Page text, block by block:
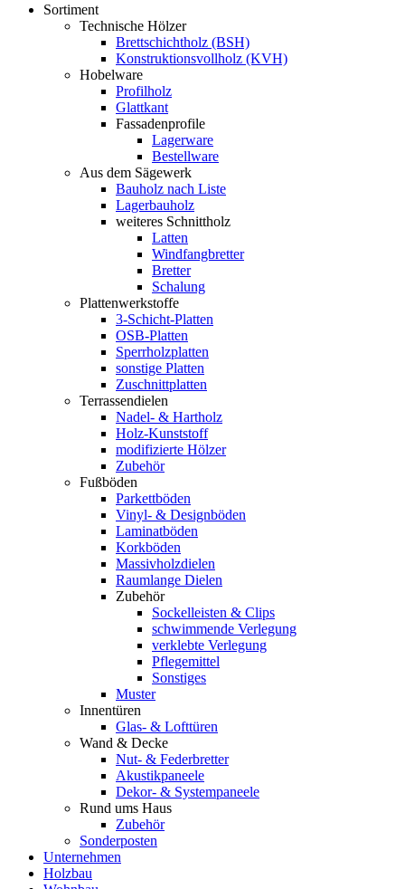
Sortiment
Technische Hölzer
Brettschichtholz (BSH)
Konstruktionsvollholz (KVH)
Hobelware
Profilholz
Glattkant
Fassadenprofile
Lagerware
Bestellware
Aus dem Sägewerk
Bauholz nach Liste
Lagerbauholz
weiteres Schnittholz
Latten
Windfangbretter
Bretter
Schalung
Plattenwerkstoffe
3-Schicht-Platten
OSB-Platten
Sperrholzplatten
sonstige Platten
Zuschnittplatten
Terrassendielen
Nadel- & Hartholz
Holz-Kunststoff
modifizierte Hölzer
Zubehör
Fußböden
Parkettböden
Vinyl- & Designböden
Laminatböden
Korkböden
Massivholzdielen
Raumlange Dielen
Zubehör
Sockelleisten & Clips
schwimmende Verlegung
verklebte Verlegung
Pflegemittel
Sonstiges
Muster
Innentüren
Glas- & Lofttüren
Wand & Decke
Nut- & Federbretter
Akustikpaneele
Dekor- & Systempaneele
Rund ums Haus
Zubehör
Sonderposten
Unternehmen
Holzbau